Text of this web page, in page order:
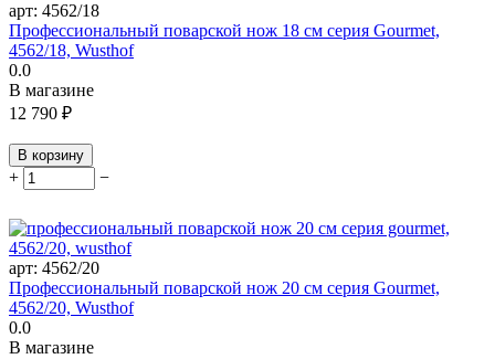
арт: 4562/18
Профессиональный поварской нож 18 см серия Gourmet,
4562/18, Wusthof
0.0
В магазине
12 790 ₽
В корзину
+ −
арт: 4562/20
Профессиональный поварской нож 20 см серия Gourmet,
4562/20, Wusthof
0.0
В магазине